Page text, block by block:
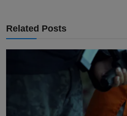
Related Posts